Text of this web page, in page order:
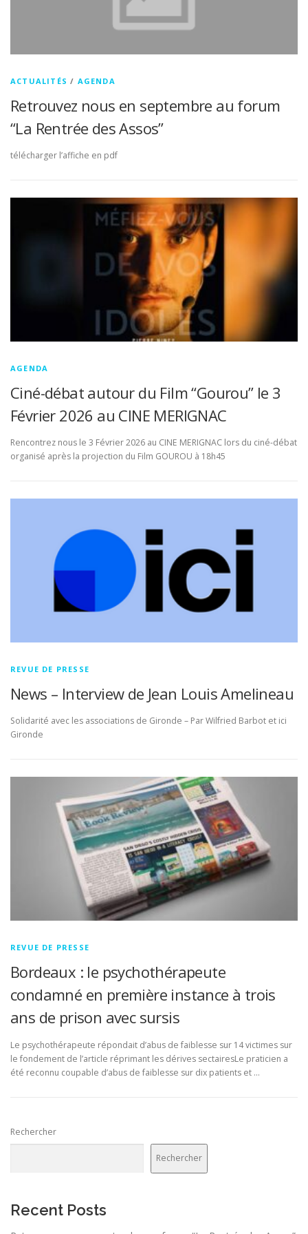
ACTUALITÉS / AGENDA
Retrouvez nous en septembre au forum
“La Rentrée des Assos”
télécharger l’affiche en pdf
AGENDA
Ciné-débat autour du Film “Gourou” le 3
Février 2026 au CINE MERIGNAC
Rencontrez nous le 3 Février 2026 au CINE MERIGNAC lors du ciné-débat
organisé après la projection du Film GOUROU à 18h45
REVUE DE PRESSE
News – Interview de Jean Louis Amelineau
Solidarité avec les associations de Gironde – Par Wilfried Barbot et ici
Gironde
REVUE DE PRESSE
Bordeaux : le psychothérapeute
condamné en première instance à trois
ans de prison avec sursis
Le psychothérapeute répondait d’abus de faiblesse sur 14 victimes sur
le fondement de l’article réprimant les dérives sectairesLe praticien a
été reconnu coupable d’abus de faiblesse sur dix patients et …
Rechercher
Rechercher
Recent Posts